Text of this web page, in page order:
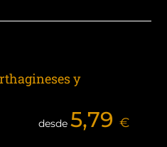
y
desde 5,79 €